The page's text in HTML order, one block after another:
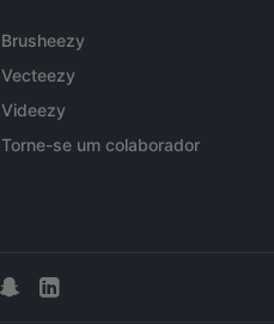
Brusheezy
Vecteezy
Videezy
Torne-se um colaborador